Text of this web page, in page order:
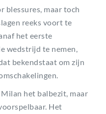
blessures, maar toch
reeks voort te
het eerste
wedstrijd te nemen,
bekendstaat om zijn
het balbezit, maar
Het